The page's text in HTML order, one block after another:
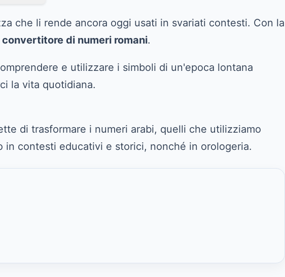
che li rende ancora oggi usati in svariati contesti. Con la
convertitore di numeri romani.
e utilizzare i simboli di un'epoca lontana
la vita quotidiana.
di trasformare i numeri arabi, quelli che utilizziamo
in contesti educativi e storici, nonché in orologeria.